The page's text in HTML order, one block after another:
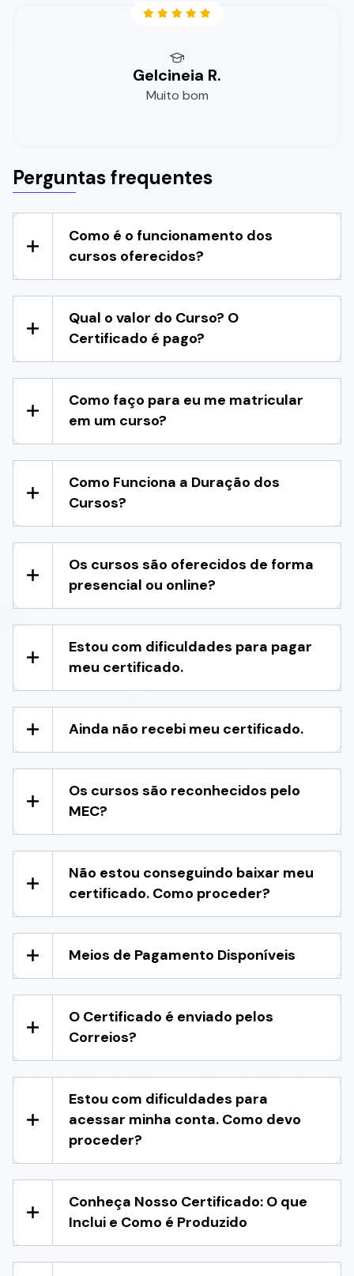
Gelcineia R.
Muito bom
Perguntas frequentes
Como é o funcionamento dos
cursos oferecidos?
Qual o valor do Curso? O
Certificado é pago?
Como faço para eu me matricular
em um curso?
Como Funciona a Duração dos
Cursos?
Os cursos são oferecidos de forma
presencial ou online?
Estou com dificuldades para pagar
meu certificado.
Ainda não recebi meu certificado.
Os cursos são reconhecidos pelo
MEC?
Não estou conseguindo baixar meu
certificado. Como proceder?
Meios de Pagamento Disponíveis
O Certificado é enviado pelos
Correios?
Estou com dificuldades para
acessar minha conta. Como devo
proceder?
Conheça Nosso Certificado: O que
Inclui e Como é Produzido